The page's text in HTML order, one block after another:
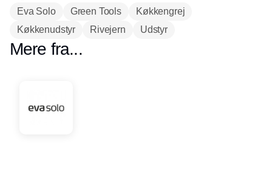
Eva Solo
Green Tools
Køkkengrej
Køkkenudstyr
Rivejern Udstyr
Mere fra...